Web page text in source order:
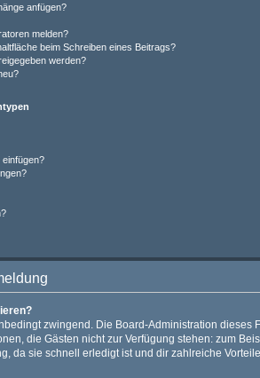
anfügen?
melden?
beim Schreiben eines Beitrags?
werden?
einfügen?
zwingend. Die Board-Administration
die Gästen nicht zur Verfügung stehen: zum
da sie schnell erledigt ist und dir zahlreiche